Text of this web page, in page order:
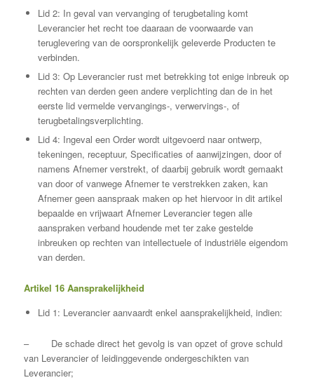
Lid 2: In geval van vervanging of terugbetaling komt
Leverancier het recht toe daaraan de voorwaarde van
teruglevering van de oorspronkelijk geleverde Producten te
verbinden.
Lid 3: Op Leverancier rust met betrekking tot enige inbreuk op
rechten van derden geen andere verplichting dan de in het
eerste lid vermelde vervangings-, verwervings-, of
terugbetalingsverplichting.
Lid 4: Ingeval een Order wordt uitgevoerd naar ontwerp,
tekeningen, receptuur, Specificaties of aanwijzingen, door of
namens Afnemer verstrekt, of daarbij gebruik wordt gemaakt
van door of vanwege Afnemer te verstrekken zaken, kan
Afnemer geen aanspraak maken op het hiervoor in dit artikel
bepaalde en vrijwaart Afnemer Leverancier tegen alle
aanspraken verband houdende met ter zake gestelde
inbreuken op rechten van intellectuele of industriële eigendom
van derden.
Artikel 16 Aansprakelijkheid
Lid 1: Leverancier aanvaardt enkel aansprakelijkheid, indien:
– De schade direct het gevolg is van opzet of grove schuld
van Leverancier of leidinggevende ondergeschikten van
Leverancier;